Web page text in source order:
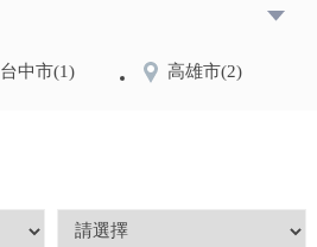
台中市(1) 高雄市(2)